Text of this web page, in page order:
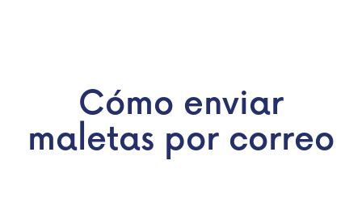
Cómo enviar
maletas por correo